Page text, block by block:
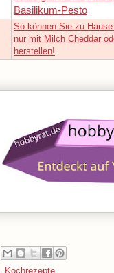
Basilikum-Pesto
So können Sie zu
nur mit Milch Cheddar
herstellen!
Kochrezepte